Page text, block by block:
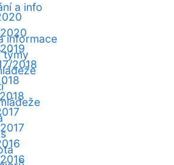
a info
informace
týmy
2018